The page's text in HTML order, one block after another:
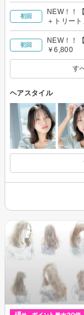
初回
NEW！！
＋トリー
初回
NEW！！
￥6,800
す
ヘアスタイル